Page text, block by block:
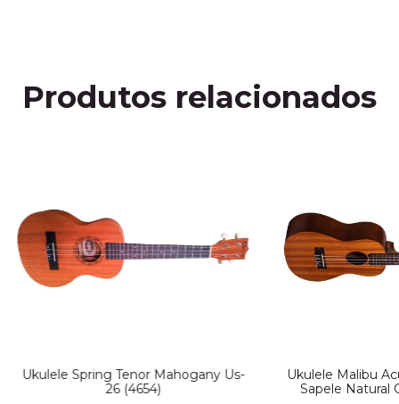
Produtos relacionados
Ukulele Spring Tenor Mahogany Us-
26 (4654)
Ukulele Malibu
Sapele Natural